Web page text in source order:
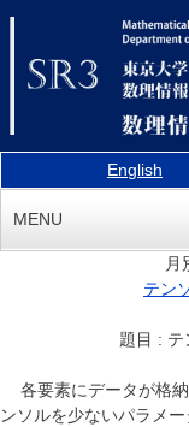
English
MENU
月
テン
題目 : テ
各要素にデータが格
ンソルを少ないパラメ